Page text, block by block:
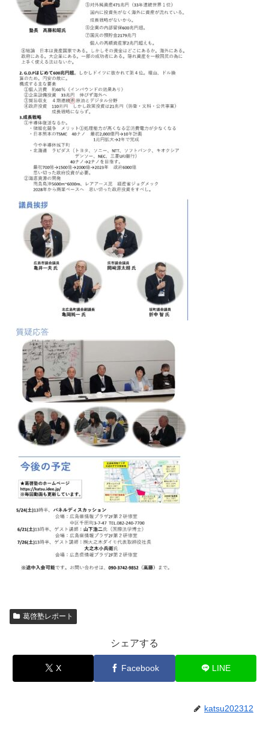
葛啓塾レポート
シェアする
X Facebook LINE
katsu202312